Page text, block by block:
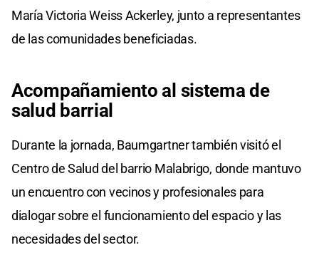
María Victoria Weiss Ackerley, junto a representantes
de las comunidades beneficiadas.
Acompañamiento al sistema de
salud barrial
Durante la jornada, Baumgartner también visitó el
Centro de Salud del barrio Malabrigo, donde mantuvo
un encuentro con vecinos y profesionales para
dialogar sobre el funcionamiento del espacio y las
necesidades del sector.